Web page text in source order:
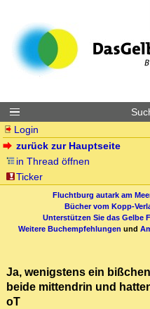
Login
zurück zur Hauptseite
in Thread öffnen
Ticker
Fluchtburg autark am
Bücher vom Kopp-
Unterstützen Sie das Gelbe
Weitere Buchempfehlungen und
Ja, wenigstens ein
beide mittendrin und
oT